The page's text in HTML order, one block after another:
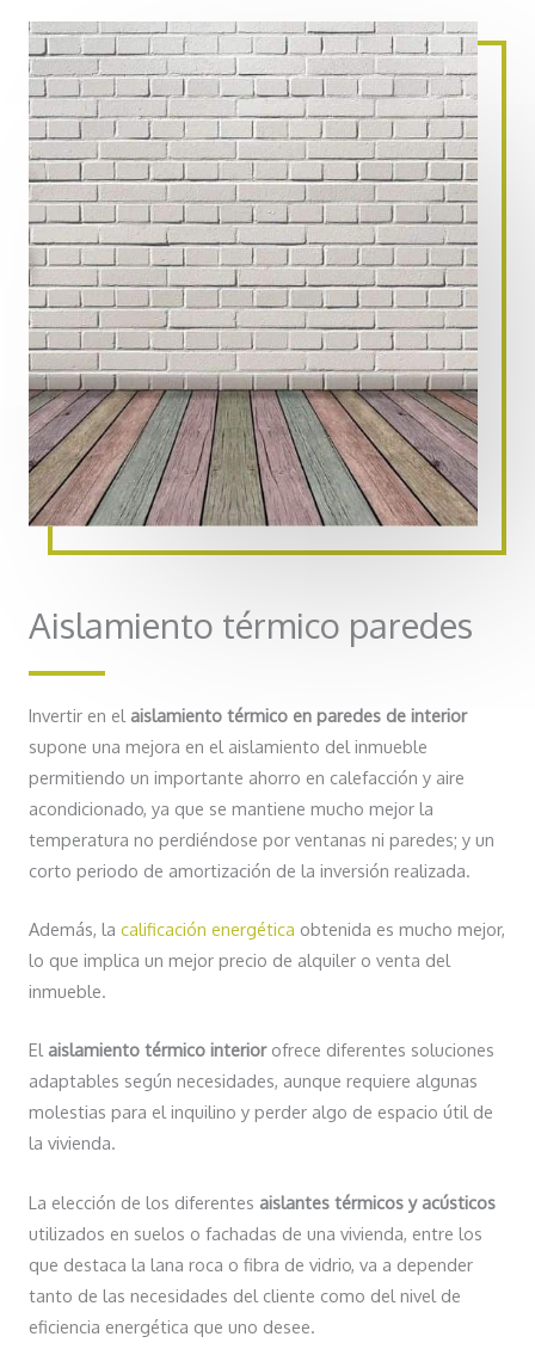
Aislamiento térmico paredes
Invertir en el aislamiento térmico en paredes de interior
supone una mejora en el aislamiento del inmueble
permitiendo un importante ahorro en calefacción y aire
acondicionado, ya que se mantiene mucho mejor la
temperatura no perdiéndose por ventanas ni paredes; y un
corto periodo de amortización de la inversión realizada.
Además, la calificación energética obtenida es mucho mejor,
lo que implica un mejor precio de alquiler o venta del
inmueble.
El aislamiento térmico interiorofrece diferentes soluciones
adaptables según necesidades, aunque requiere algunas
molestias para el inquilino y perder algo de espacio útil de
la vivienda.
La elección de los diferentes aislantes térmicos y acústicos
utilizados en suelos o fachadas de una vivienda, entre los
que destaca la lana roca o fibra de vidrio, va a depender
tanto de las necesidades del cliente como del nivel de
eficiencia energética que uno desee.